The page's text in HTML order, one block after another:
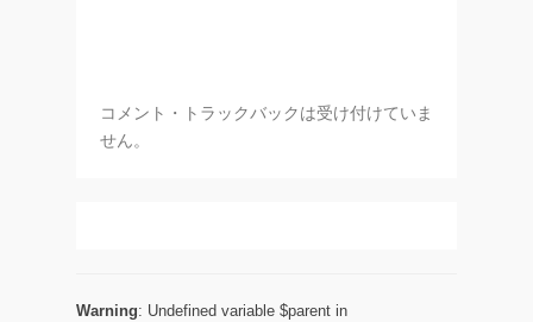
コメント・トラックバックは受け付けていま
せん。
Warning: Undefined variable $parent in